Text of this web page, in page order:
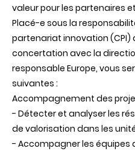
valeur pour les partenaires
Placé-e sous la
partenariat innovation (CPI)
concertation avec la
responsable Europe, vous
suivantes :
Accompagnement des
- Détecter et analyser les
de valorisation dans les
- Accompagner les équipes